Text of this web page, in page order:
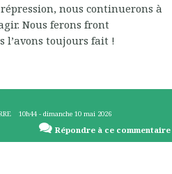
nous continuerons à
Nous ferons front
l’avons toujours fait !
10h44 -dimanche 10 mai 2026
Répondre à ce commentaire